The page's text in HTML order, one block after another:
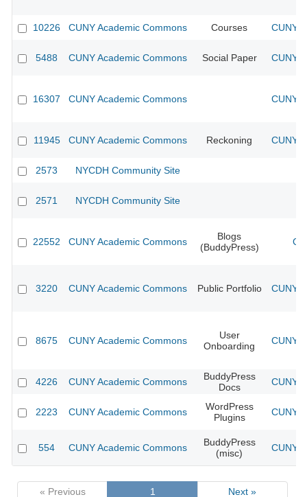
10226 CUNY Academic Commons Courses CUNY
5488 CUNY Academic Commons Social Paper CUNY
16307 CUNY Academic Commons CUNY
11945 CUNY Academic Commons Reckoning CUNY
2573 NYCDH Community Site
2571 NYCDH Community Site
22552 CUNY Academic Commons
Blogs
(BuddyPress)
3220 CUNY Academic Commons Public Portfolio CUNY
8675 CUNY Academic Commons
User
Onboarding
CUNY
4226 CUNY Academic Commons
BuddyPress
Docs
CUNY
2223 CUNY Academic Commons
WordPress
Plugins
CUNY
554 CUNY Academic Commons
BuddyPress
(misc)
CUNY
« Previous 1 Next »